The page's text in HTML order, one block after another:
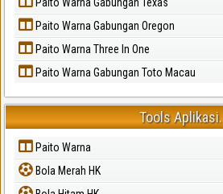
Paito Warna Gabungan Oregon
Paito Warna Three In One
Paito Warna Gabungan Toto Macau
Tools Aplikasi.
Paito Warna
Bola Merah HK